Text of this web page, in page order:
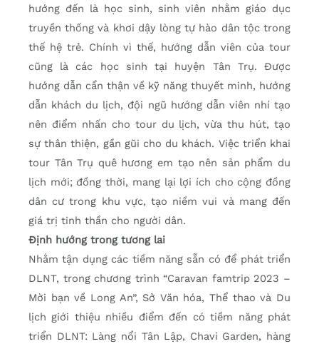
hướng đến là học sinh, sinh viên nhằm giáo dục
truyền thống và khơi dậy lòng tự hào dân tộc trong
thế hệ trẻ. Chính vì thế, hướng dẫn viên của tour
cũng là các học sinh tại huyện Tân Trụ. Được
hướng dẫn cẩn thận về kỹ năng thuyết minh, hướng
dẫn khách du lịch, đội ngũ hướng dẫn viên nhí tạo
nên điểm nhấn cho tour du lịch, vừa thu hút, tạo
sự thân thiện, gần gũi cho du khách. Việc triển khai
tour Tân Trụ quê hương em tạo nên sản phẩm du
lịch mới; đồng thời, mang lại lợi ích cho cộng đồng
dân cư trong khu vực, tạo niềm vui và mang đến
giá trị tinh thần cho người dân.
Định hướng trong tương lai
Nhằm tận dụng các tiềm năng sẵn có để phát triển
DLNT, trong chương trình “Caravan famtrip 2023 –
Mời bạn về Long An”, Sở Văn hóa, Thể thao và Du
lịch giới thiệu nhiều điểm đến có tiềm năng phát
triển DLNT: Làng nổi Tân Lập, Chavi Garden, hàng